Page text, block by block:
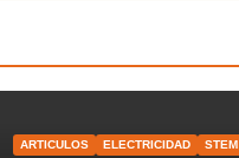
ARTICULOS ELECTRICIDAD STEM